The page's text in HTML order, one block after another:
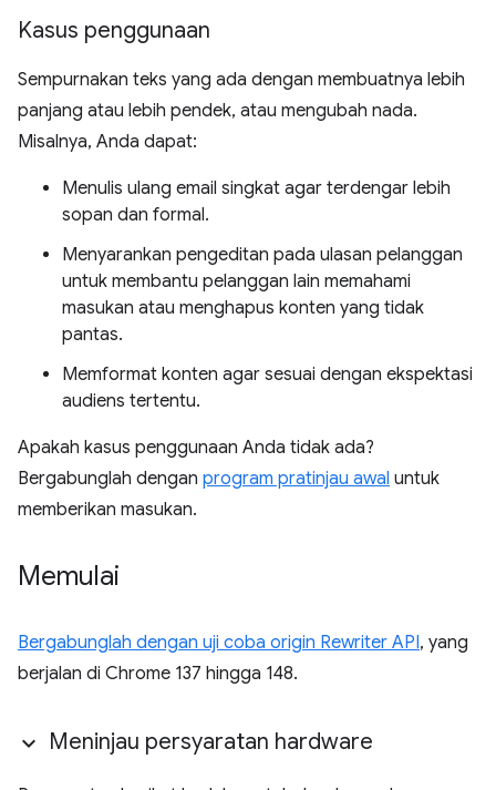
Kasus penggunaan
Sempurnakan teks yang ada dengan membuatnya lebih
panjang atau lebih pendek, atau mengubah nada.
Misalnya, Anda dapat:
Menulis ulang email singkat agar terdengar lebih
sopan dan formal.
Menyarankan pengeditan pada ulasan pelanggan
untuk membantu pelanggan lain memahami
masukan atau menghapus konten yang tidak
pantas.
Memformat konten agar sesuai dengan ekspektasi
audiens tertentu.
Apakah kasus penggunaan Anda tidak ada?
Bergabunglah dengan program pratinjau awal untuk
memberikan masukan.
Memulai
Bergabunglah dengan uji coba origin Rewriter API, yang
berjalan di Chrome 137 hingga 148.
Meninjau persyaratan hardware